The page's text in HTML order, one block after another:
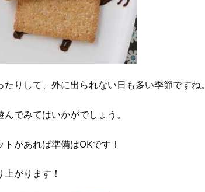
りして、外に出られない日も多い季節ですね。
でみてはいかがでしょう。
があれば準備はOKです！
がります！